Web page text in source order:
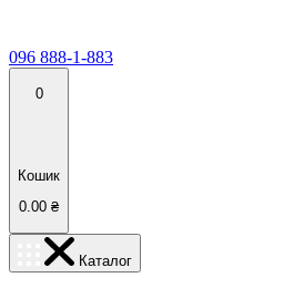
096 888-1-883
0
Кошик
0.00 ₴
Каталог